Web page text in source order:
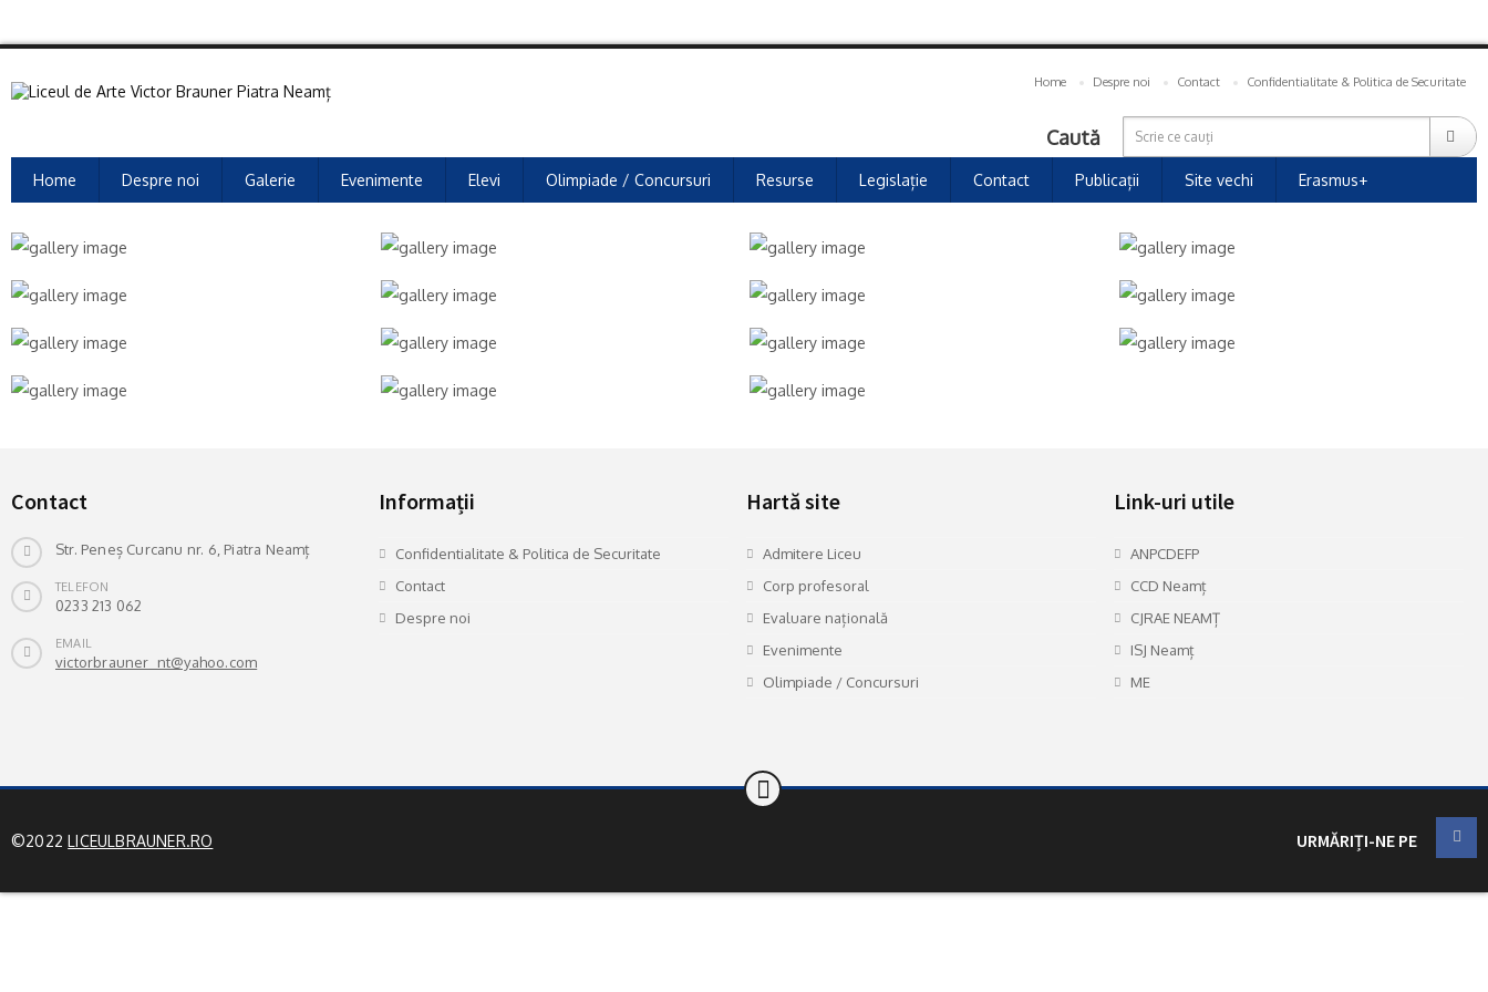
Home Despre noi Contact Confidentialitate & Politica de Securitate
Caută
Home Despre noi Galerie Evenimente Elevi Olimpiade / Concursuri Resurse Legislație Contact Publicații Site vechi Erasmus+
Contact
Str. Peneș Curcanu nr. 6, Piatra Neamț
TELEFON
0233 213 062
EMAIL
victorbrauner_nt@yahoo.com
Informații
Confidentialitate & Politica de Securitate
Contact
Despre noi
Hartă site
Admitere Liceu
Corp profesoral
Evaluare națională
Evenimente
Olimpiade / Concursuri
Link-uri utile
ANPCDEFP
CCD Neamț
CJRAE NEAMȚ
ISJ Neamț
ME
©2022LICEULBRAUNER.RO URMĂRIȚI-NE PE